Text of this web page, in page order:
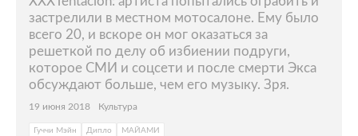
застрелили в местном мотосалоне. Ему было
всего 20, и вскоре он мог оказаться за
решеткой по делу об избиении подруги,
которое СМИ и соцсети и после смерти Экса
обсуждают больше, чем его музыку. Зря.
19 июня 2018 Культура
Гуччи Мэйн Дипло МАЙАМИ